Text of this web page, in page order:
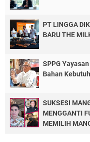
PT LINGGA
BARU THE
SPPG
Bahan
SUKSESI
MENGGANTI
MEMILIH